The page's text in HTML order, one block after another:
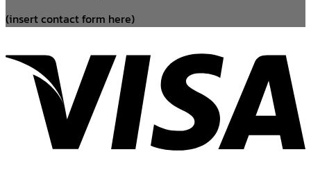
(insert contact form here)